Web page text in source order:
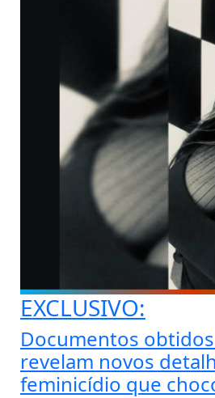
EXCLUSIVO:
Documentos
revelam novos
feminicídio que